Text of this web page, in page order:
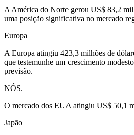
A América do Norte gerou US$ 83,2
uma posição significativa no mercado
Europa
A Europa atingiu 423,3 milhões de
que testemunhe um crescimento
previsão.
NÓS.
O mercado dos EUA atingiu US$ 50,1
Japão